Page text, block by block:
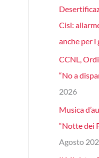
Cisl:
anche per i
CCNL,
“No a
2026
Musica
“Notte dei
Agosto